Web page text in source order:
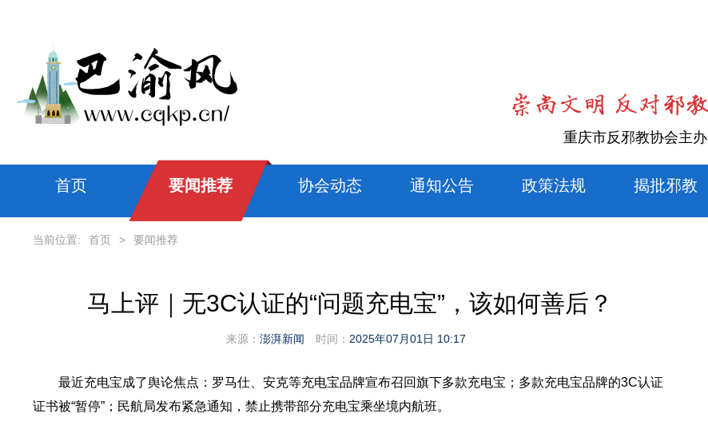
重庆市反邪教协会主办
首页 要闻推荐 协会动态 通知公告 政策法规 揭批邪教
当前位置: 首页 > 要闻推荐
马上评｜无3C认证的“问题充电宝”，该如何善后？
来源： 澎湃新闻 时间： 2025年07月01日 10:17
最近充电宝成了舆论焦点：罗马仕、安克等充电宝品牌宣布召回旗下多款充电宝；多款充电宝品牌的3C认证
证书被“暂停”；民航局发布紧急通知，禁止携带部分充电宝乘坐境内航班。